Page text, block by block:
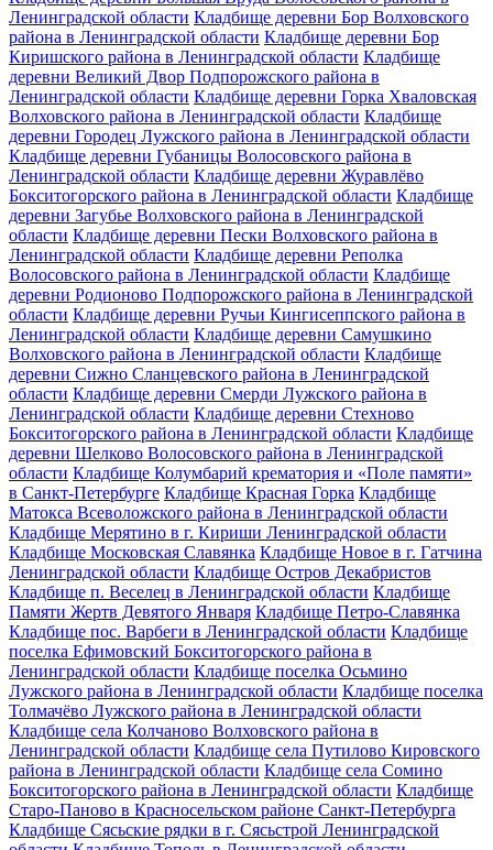
Ленинградской области Кладбище деревни Бор Волховского
района в Ленинградской области Кладбище деревни Бор
Киришского района в Ленинградской области Кладбище
деревни Великий Двор Подпорожского района в
Ленинградской области Кладбище деревни Горка Хваловская
Волховского района в Ленинградской области Кладбище
деревни Городец Лужского района в Ленинградской области
Кладбище деревни Губаницы Волосовского района в
Ленинградской области Кладбище деревни Журавлёво
Бокситогорского района в Ленинградской области Кладбище
деревни Загубье Волховского района в Ленинградской
области Кладбище деревни Пески Волховского района в
Ленинградской области Кладбище деревни Реполка
Волосовского района в Ленинградской области Кладбище
деревни Родионово Подпорожского района в Ленинградской
области Кладбище деревни Ручьи Кингисеппского района в
Ленинградской области Кладбище деревни Самушкино
Волховского района в Ленинградской области Кладбище
деревни Сижно Сланцевского района в Ленинградской
области Кладбище деревни Смерди Лужского района в
Ленинградской области Кладбище деревни Стехново
Бокситогорского района в Ленинградской области Кладбище
деревни Шелково Волосовского района в Ленинградской
области Кладбище Колумбарий крематория и «Поле памяти»
в Санкт-Петербурге Кладбище Красная Горка Кладбище
Матокса Всеволожского района в Ленинградской области
Кладбище Мерятино в г. Кириши Ленинградской области
Кладбище Московская Славянка Кладбище Новое в г. Гатчина
Ленинградской области Кладбище Остров Декабристов
Кладбище п. Веселец в Ленинградской области Кладбище
Памяти Жертв Девятого Января Кладбище Петро-Славянка
Кладбище пос. Варбеги в Ленинградской области Кладбище
поселка Ефимовский Бокситогорского района в
Ленинградской области Кладбище поселка Осьмино
Лужского района в Ленинградской области Кладбище поселка
Толмачёво Лужского района в Ленинградской области
Кладбище села Колчаново Волховского района в
Ленинградской области Кладбище села Путилово Кировского
района в Ленинградской области Кладбище села Сомино
Бокситогорского района в Ленинградской области Кладбище
Старо-Паново в Красносельском районе Санкт-Петербурга
Кладбище Сясьские рядки в г. Сясьстрой Ленинградской